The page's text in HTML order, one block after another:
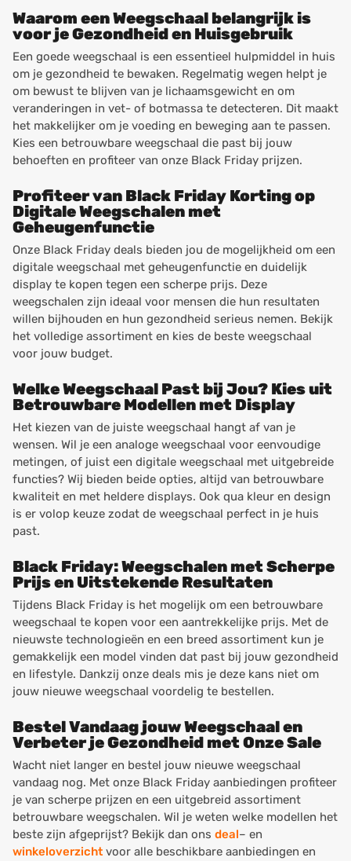
Waarom een Weegschaal belangrijk is
voor je Gezondheid en Huisgebruik
Een goede weegschaal is een essentieel hulpmiddel in huis
om je gezondheid te bewaken. Regelmatig wegen helpt je
om bewust te blijven van je lichaamsgewicht en om
veranderingen in vet- of botmassa te detecteren. Dit maakt
het makkelijker om je voeding en beweging aan te passen.
Kies een betrouwbare weegschaal die past bij jouw
behoeften en profiteer van onze Black Friday prijzen.
Profiteer van Black Friday Korting op
Digitale Weegschalen met
Geheugenfunctie
Onze Black Friday deals bieden jou de mogelijkheid om een
digitale weegschaal met geheugenfunctie en duidelijk
display te kopen tegen een scherpe prijs. Deze
weegschalen zijn ideaal voor mensen die hun resultaten
willen bijhouden en hun gezondheid serieus nemen. Bekijk
het volledige assortiment en kies de beste weegschaal
voor jouw budget.
Welke Weegschaal Past bij Jou? Kies uit
Betrouwbare Modellen met Display
Het kiezen van de juiste weegschaal hangt af van je
wensen. Wil je een analoge weegschaal voor eenvoudige
metingen, of juist een digitale weegschaal met uitgebreide
functies? Wij bieden beide opties, altijd van betrouwbare
kwaliteit en met heldere displays. Ook qua kleur en design
is er volop keuze zodat de weegschaal perfect in je huis
past.
Black Friday: Weegschalen met Scherpe
Prijs en Uitstekende Resultaten
Tijdens Black Friday is het mogelijk om een betrouwbare
weegschaal te kopen voor een aantrekkelijke prijs. Met de
nieuwste technologieën en een breed assortiment kun je
gemakkelijk een model vinden dat past bij jouw gezondheid
en lifestyle. Dankzij onze deals mis je deze kans niet om
jouw nieuwe weegschaal voordelig te bestellen.
Bestel Vandaag jouw Weegschaal en
Verbeter je Gezondheid met Onze Sale
Wacht niet langer en bestel jouw nieuwe weegschaal
vandaag nog. Met onze Black Friday aanbiedingen profiteer
je van scherpe prijzen en een uitgebreid assortiment
betrouwbare weegschalen. Wil je weten welke modellen het
beste zijn afgeprijst? Bekijk dan ons deal– en
winkeloverzicht voor alle beschikbare aanbiedingen en